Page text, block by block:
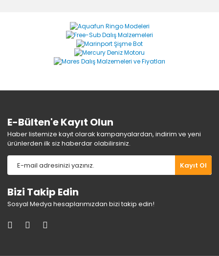
Yorum Yaz
Ürün resmi kalitesiz, bozuk veya görüntülenemiyor.
Ürün açıklamasında eksik bilgiler bulunuyor.
Ürün bilgilerinde hatalar bulunuyor.
E-Bülten'e Kayıt Olun
Haber listemize kayıt olarak kampanyalardan, indirim ve yeni
ürünlerden ilk siz haberdar olabilirsiniz.
Kayıt Ol
Bizi Takip Edin
Sosyal Medya hesaplarımızdan bizi takip edin!